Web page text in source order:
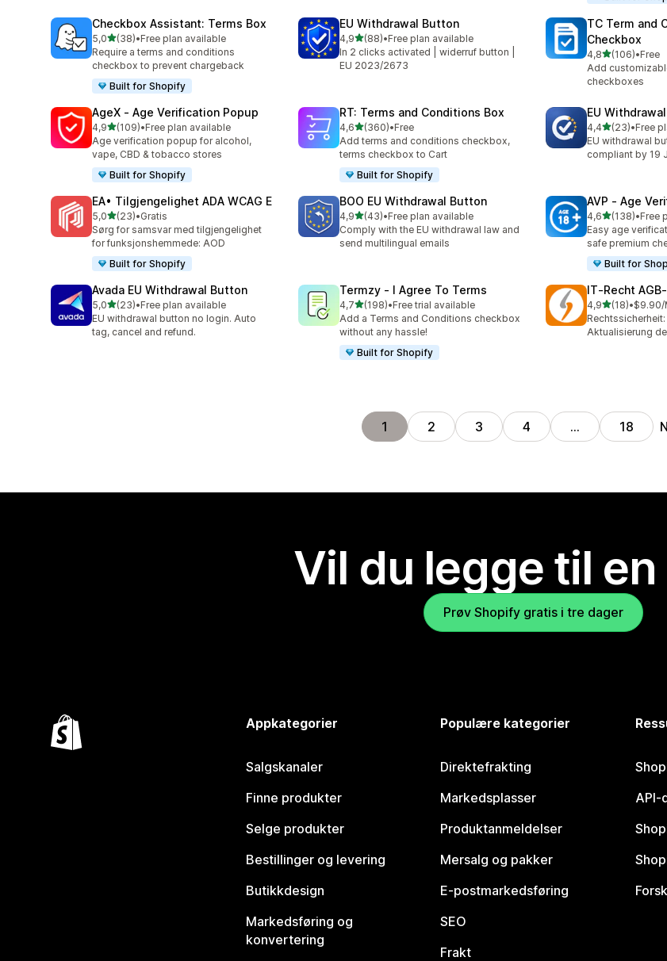
Checkbox Assistant: Terms Box
5,0av 5 stjerner
(38)
Totalt 38 omtaler
•Free plan available
Require a terms and conditions
checkbox to prevent chargeback
Built for Shopify
EU Withdrawal Button
4,9av 5 stjerner
(88)
Totalt 88 omtaler
•Free plan available
In 2 clicks activated | widerruf button |
EU 2023/2673
TC Term and
Checkbox
4,8av 5 stjerner
(106)
Totalt 106 omtaler
•Free
Add
checkboxes
AgeX ‑ Age Verification Popup
4,9av 5 stjerner
(109)
Totalt 109 omtaler
•Free plan available
Age verification popup for alcohol,
vape, CBD & tobacco stores
Built for Shopify
RT: Terms and Conditions Box
4,6av 5 stjerner
(360)
Totalt 360 omtaler
•Free
Add terms and conditions checkbox,
terms checkbox to Cart
Built for Shopify
EU
4,4av 5 stjerner
(23)
Totalt 23 omtaler
•Free
EU withdrawal
compliant by 19
EA• Tilgjengelighet ADA WCAG E
5,0av 5 stjerner
(23)
Totalt 23 omtaler
•Gratis
Sørg for samsvar med tilgjengelighet
for funksjonshemmede: AOD
Built for Shopify
BOO EU Withdrawal Button
4,9av 5 stjerner
(43)
Totalt 43 omtaler
•Free plan available
Comply with the EU withdrawal law and
send multilingual emails
AVP ‑ Age
4,6av 5 stjerner
(138)
Totalt 138 •Free
Easy age
safe premium
Built for
Avada EU Withdrawal Button
5,0av 5 stjerner
(23)
Totalt 23 omtaler
•Free plan available
EU withdrawal button no login. Auto
tag, cancel and refund.
Termzy ‑ I Agree To Terms
4,7av 5 stjerner
(198)
Totalt 198 omtaler
•Free trial available
Add a Terms and Conditions checkbox
without any hassle!
Built for Shopify
IT‑Recht
4,9av 5 stjerner
(18)
Totalt 18 omtaler
•$9.90/
Aktualisierung
1 2 3 4 … 18
Vil du legge til en
Prøv Shopify gratis i tre dager
Appkategorier
Salgskanaler
Finne produkter
Selge produkter
Bestillinger og levering
Butikkdesign
Markedsføring og
konvertering
Populære kategorier
Direktefrakting
Markedsplasser
Produktanmeldelser
Mersalg og pakker
E-postmarkedsføring
SEO
Frakt
API-